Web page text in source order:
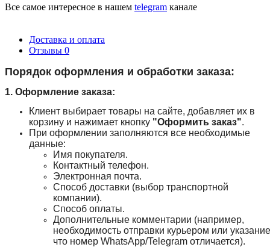
Все самое интересное в нашем telegram канале
Доставка и оплата
Отзывы 0
Порядок оформления и обработки заказа:
1. Оформление заказа:
Клиент выбирает товары на сайте, добавляет их в
корзину и нажимает кнопку "Оформить заказ".
При оформлении заполняются все необходимые
данные:
Имя покупателя.
Контактный телефон.
Электронная почта.
Способ доставки (выбор транспортной
компании).
Способ оплаты.
Дополнительные комментарии (например,
необходимость отправки курьером или
что номер WhatsApp/Telegram отличается).